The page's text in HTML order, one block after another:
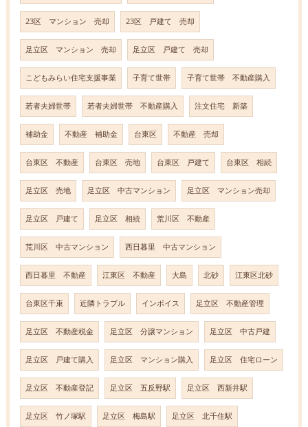
23区 マンション 売却 23区 戸建て 売却
足立区 マンション 売却 足立区 戸建て 売却
こどもみらい住宅支援事業 子育て世帯 子育て世帯 不動産購入
若者夫婦世帯 若者夫婦世帯 不動産購入 注文住宅 新築
補助金 不動産 補助金 台東区 不動産 売却
台東区 不動産 台東区 売地 台東区 戸建て 台東区 相続
足立区 売地 足立区 中古マンション 足立区 マンション売却
足立区 戸建て 足立区 相続 荒川区 不動産
荒川区 中古マンション 西日暮里 中古マンション
西日暮里 不動産 江東区 不動産 大島 北砂 江東区北砂
台東区千束 近隣トラブル インボイス 足立区 不動産管理
足立区 不動産税金 足立区 分譲マンション 足立区 中古戸建
足立区 戸建て購入 足立区 マンション購入 足立区 住宅ローン
足立区 不動産登記 足立区 五反野駅 足立区 西新井駅
足立区 竹ノ塚駅 足立区 梅島駅 足立区 北千住駅